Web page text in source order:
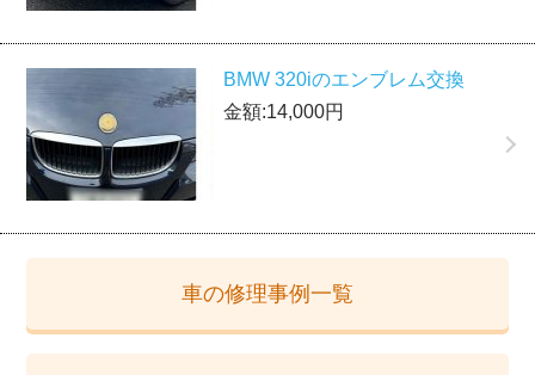
BMW 320iのエンブレム交換
金額:14,000円
車の修理事例一覧